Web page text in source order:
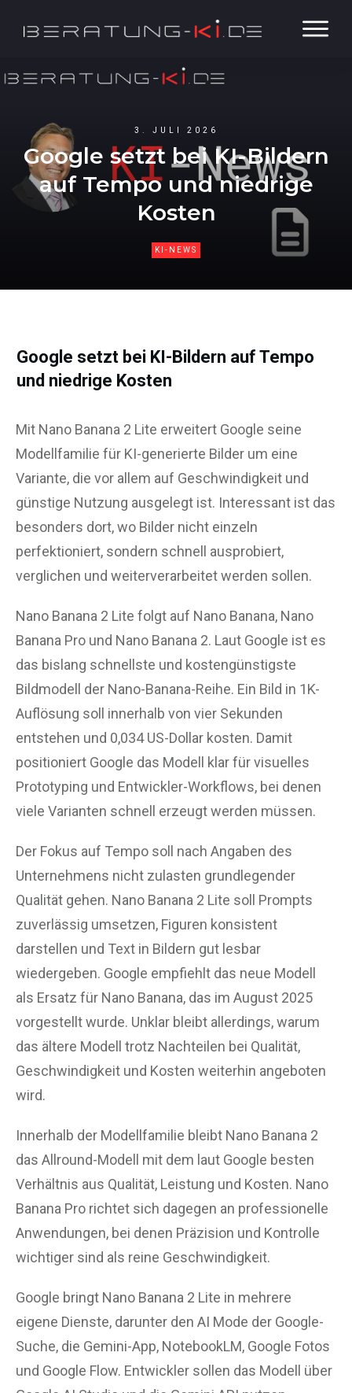
3. JULI 2026
Google setzt bei KI-Bildern
auf Tempo und niedrige
Kosten
KI-NEWS
Google setzt bei KI-Bildern auf Tempo
und niedrige Kosten
Mit Nano Banana 2 Lite erweitert Google seine
Modellfamilie für KI-generierte Bilder um eine
Variante, die vor allem auf Geschwindigkeit und
günstige Nutzung ausgelegt ist. Interessant ist das
besonders dort, wo Bilder nicht einzeln
perfektioniert, sondern schnell ausprobiert,
verglichen und weiterverarbeitet werden sollen.
Nano Banana 2 Lite folgt auf Nano Banana, Nano
Banana Pro und Nano Banana 2. Laut Google ist es
das bislang schnellste und kostengünstigste
Bildmodell der Nano-Banana-Reihe. Ein Bild in 1K-
Auflösung soll innerhalb von vier Sekunden
entstehen und 0,034 US-Dollar kosten. Damit
positioniert Google das Modell klar für visuelles
Prototyping und Entwickler-Workflows, bei denen
viele Varianten schnell erzeugt werden müssen.
Der Fokus auf Tempo soll nach Angaben des
Unternehmens nicht zulasten grundlegender
Qualität gehen. Nano Banana 2 Lite soll Prompts
zuverlässig umsetzen, Figuren konsistent
darstellen und Text in Bildern gut lesbar
wiedergeben. Google empfiehlt das neue Modell
als Ersatz für Nano Banana, das im August 2025
vorgestellt wurde. Unklar bleibt allerdings, warum
das ältere Modell trotz Nachteilen bei Qualität,
Geschwindigkeit und Kosten weiterhin angeboten
wird.
Innerhalb der Modellfamilie bleibt Nano Banana 2
das Allround-Modell mit dem laut Google besten
Verhältnis aus Qualität, Leistung und Kosten. Nano
Banana Pro richtet sich dagegen an professionelle
Anwendungen, bei denen Präzision und Kontrolle
wichtiger sind als reine Geschwindigkeit.
Google bringt Nano Banana 2 Lite in mehrere
eigene Dienste, darunter den AI Mode der Google-
Suche, die Gemini-App, NotebookLM, Google Fotos
und Google Flow. Entwickler sollen das Modell über